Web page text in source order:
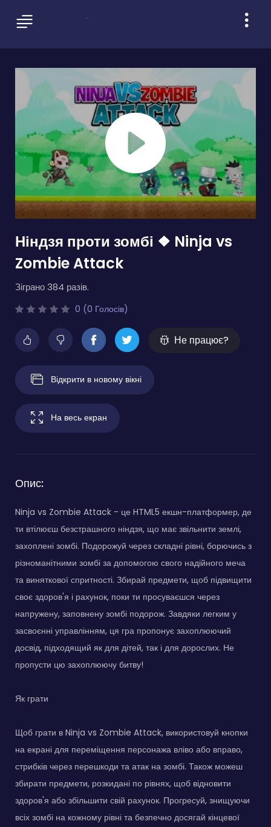
Ніндзя проти зомбі ❖ Ninja vs
Zombie Attack
Зіграно 384 разів.
0 (0 Голосів)
Не працює?
Відкрити в новому вікні
На весь екран
Опис:
Ninja vs Zombie Attack - це HTML5 екшн-платформер, де
ти втілюєш безстрашного ніндзя, що має звільнити землі,
захоплені зомбі. Подорожуй через складні рівні, борючись з
різноманітними зомбі за допомогою свого надійного меча
та виняткової спритності. Збирай предмети, щоб підвищити
своє здоров'я і рахунок, поки ти просуваєшся через
напружену, заповнену зомбі подорож. Завдяки легким у
засвоєнні управлінням, ця гра пропонує захоплюючий
досвід, підходящий як для дітей, так і для дорослих. Не
пропусти цю захоплюючу битву!
Як грати
Щоб грати в Ninja vs Zombie Attack, використовуй кнопки
на екрані для переміщення персонажа вліво або вправо,
стрибків через перешкоди та атак на зомбі. Також можеш
збирати предмети, розкидані по рівнях, щоб відновити
здоров'я або збільшити свій рахунок. Прогресуй, знищуючи
всіх зомбі на кожному рівні та безпечно досягай кінцевої